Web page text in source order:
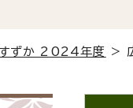
ずか 2024年度 >